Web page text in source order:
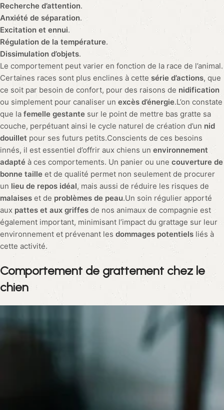
Recherche d’attention.
Anxiété de séparation.
Excitation et ennui.
Régulation de la température.
Dissimulation d’objets.
Le comportement peut varier en fonction de la race de l’animal.
Certaines races sont plus enclines à cette série d’actions, que
ce soit par besoin de confort, pour des raisons de nidification
ou simplement pour canaliser un excès d’énergie.L’on constate
que la femelle gestante sur le point de mettre bas gratte sa
couche, perpétuant ainsi le cycle naturel de création d’un nid
douillet pour ses futurs petits.Conscients de ces besoins
innés, il est essentiel d’offrir aux chiens un environnement
adapté à ces comportements. Un panier ou une couverture de
bonne taille et de qualité permet non seulement de procurer
un lieu de repos idéal, mais aussi de réduire les risques de
malaises et de problèmes de peau.Un soin régulier apporté
aux pattes et aux griffes de nos animaux de compagnie est
également important, minimisant l’impact du grattage sur leur
environnement et prévenant lesdommages potentiels liés à
cette activité.
Comportement de grattement chez le
chien